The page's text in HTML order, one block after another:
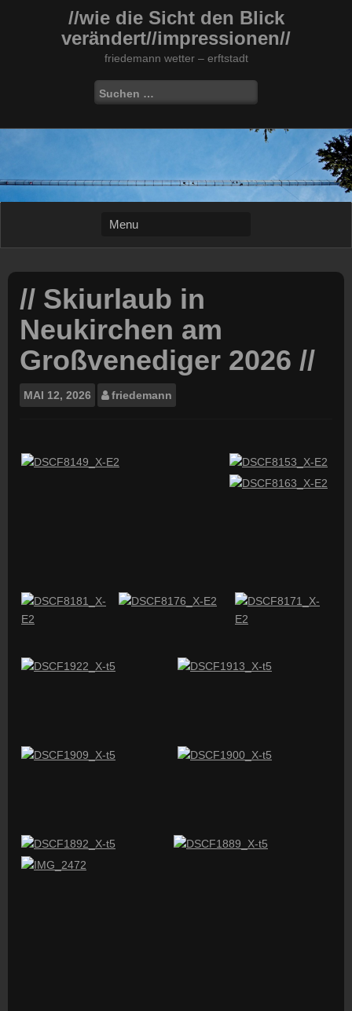
//wie die Sicht den Blick
verändert//impressionen//
friedemann wetter – erftstadt
Suchen
nach:
// Skiurlaub in
Neukirchen am
Großvenediger 2026 //
MAI 12, 2026 friedemann